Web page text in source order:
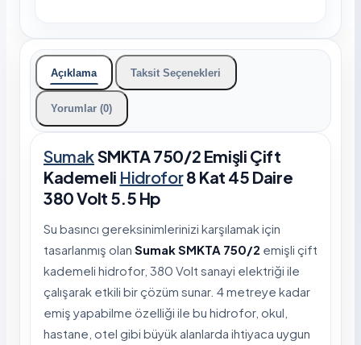
Açıklama Taksit Seçenekleri
Yorumlar (0)
SumakSMKTA 750/2 Emişli Çift
Kademeli Hidrofor8 Kat 45 Daire
380 Volt 5.5 Hp
Su basıncı gereksinimlerinizi karşılamak için
tasarlanmış olan Sumak SMKTA 750/2 emişli çift
kademeli hidrofor, 380 Volt sanayi elektriği ile
çalışarak etkili bir çözüm sunar. 4 metreye kadar
emiş yapabilme özelliği ile bu hidrofor, okul,
hastane, otel gibi büyük alanlarda ihtiyaca uygun